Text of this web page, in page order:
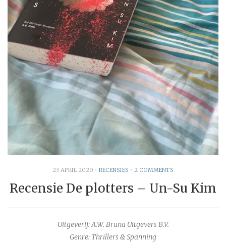
23 APRIL 2020 • RECENSIES • 2 COMMENTS
Recensie De plotters – Un-Su Kim
Uitgeverij: A.W. Bruna Uitgevers B.V.
Genre: Thrillers & Spanning